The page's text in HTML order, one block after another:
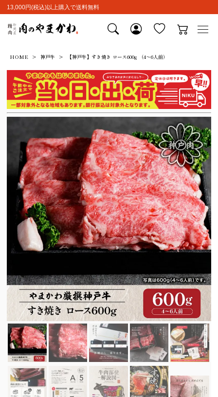
13,000円(税込)以上購入で送料無料
HOME 神戸牛 【神戸牛】すき焼き ロース600g （4～6人前）